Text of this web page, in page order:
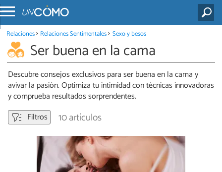
Relaciones Relaciones Sentimentales Sexo y besos
Ser buena en la cama
Descubre consejos exclusivos para ser buena en la cama y
avivar la pasión. Optimiza tu intimidad con técnicas innovadoras
y comprueba resultados sorprendentes.
Filtros
10 artículos